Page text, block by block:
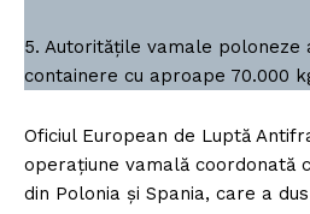
5. Autoritățile vamale poloneze
containere cu aproape 70.000
Oficiul European de Luptă
operațiune vamală coordonată
din Polonia și Spania, care a